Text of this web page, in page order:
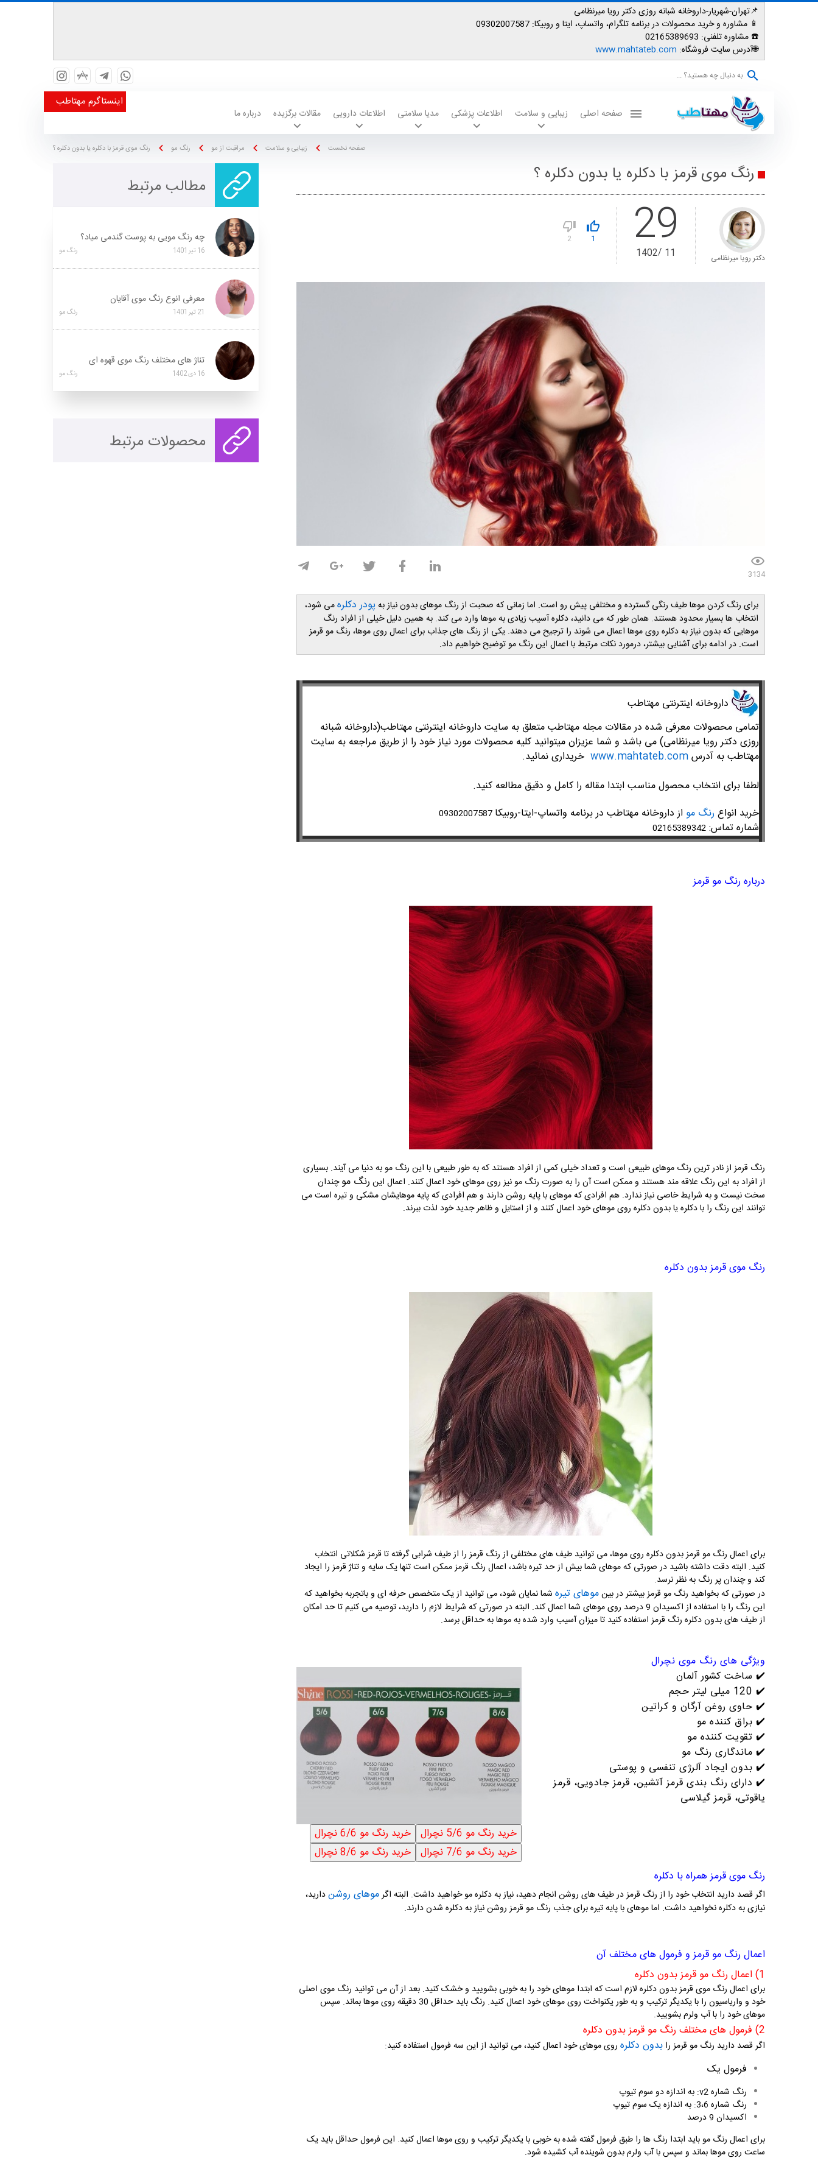
📌تهران-شهریار-داروخانه شبانه روزی دکتر رویا میرنظامی
📱 مشاوره و خرید محصولات در برنامه تلگرام، واتساپ، ایتا و روبیکا: 09302007587
☎️ مشاوره تلفنی:
🌐آدرس سایت فروشگاه: www.mahtateb.com
به دنبال چه هستید؟ ...
صفحه اصلی زیبایی و سلامت اطلاعات پزشکی مدیا سلامتی اطلاعات دارویی مقالات برگزیده درباره ما
اینستاگرم مهتاطب
صفحه نخست زیبایی و سلامت مراقبت از مو رنگ مو رنگ موی قرمز با دکلره یا بدون دکلره ؟
رنگ موی قرمز با دکلره یا بدون دکلره ؟
دکتر رویا میرنظامی 29
11
1402
1
2
3134
برای رنگ کردن موها طیف رنگی گسترده و مختلفی پیش رو است. اما زمانی که صحبت از رنگ موهای بدون نیاز بهپودر دکلرهمی شود،
انتخاب ها بسیار محدود هستند. همان طور که می دانید، دکلره آسیب زیادی به موها وارد می کند. به همین دلیل خیلی از افراد رنگ
موهایی که بدون نیاز به دکلره روی موها اعمال می شوند را ترجیح می دهند. یکی از رنگ های جذاب برای اعمال روی موها، رنگ مو قرمز
است. در ادامه برای آشنایی بیشتر، درمورد نکات مرتبط با اعمال این رنگ مو توضیح خواهیم داد.
داروخانه اینترنتی مهتاطب
تمامی محصولات معرفی شده در مقالات مجله مهتاطب متعلق به سایت داروخانه اینترنتی مهتاطب(داروخانه شبانه
روزی دکتر رویا میرنظامی) می باشد و شما عزیزان میتوانید کلیه محصولات مورد نیاز خود را از طریق مراجعه به سایت
مهتاطب به آدرسwww.mahtateb.com خریداری نمائید.
لطفا برای انتخاب محصول مناسب ابتدا مقاله را کامل و دقیق مطالعه کنید.
خرید انواع رنگ مو از داروخانه مهتاطب در برنامه واتساپ-ایتا-روبیکا
شماره تماس: 02165389342
درباره رنگ مو قرمز
رنگ قرمز از نادر ترین رنگ موهای طبیعی است و تعداد خیلی کمی از افراد هستند که به طور طبیعی با این رنگ مو به دنیا می آیند. بسیاری
از افراد به این رنگ علاقه مند هستند و ممکن است آن را به صورت رنگ مو نیز روی موهای خود اعمال کنند. اعمال این رنگ موچندان
سخت نیست و به شرایط خاصی نیاز ندارد. هم افرادی که موهای با پایه روشن دارند و هم افرادی که پایه موهایشان مشکی و تیره است می
توانند این رنگ را با دکلره یا بدون دکلره روی موهای خود اعمال کنند و از استایل و ظاهر جدید خود لذت ببرند.
رنگ موی قرمز بدون دکلره
برای اعمال رنگ مو قرمز بدون دکلره روی موها، می توانید طیف های مختلفی از رنگ قرمز را از طیف شرابی گرفته تا قرمز شکلاتی انتخاب
کنید. البته دقت داشته باشید در صورتی که موهای شما بیش از حد تیره باشد، اعمال رنگ قرمز ممکن است تنها یک سایه و تناژ قرمز را ایجاد
کند و چندان پر رنگ به نظر نرسد.
در صورتی که بخواهید رنگ مو قرمز بیشتر در بینموهای تیره شما نمایان شود، می توانید از یک متخصص حرفه ای و باتجربه بخواهید که
این رنگ را با استفاده از اکسیدان 9 درصد روی موهای شما اعمال کند. البته در صورتی که شرایط لازم را دارید، توصیه می کنیم تا حد امکان
از طیف های بدون دکلره رنگ قرمز استفاده کنید تا میزان آسیب وارد شده به موها به حداقل برسد.
ویژگی های رنگ موی نچرال
✔️ ساخت کشور آلمان
✔️ 120 میلی لیتر حجم
✔️ حاوی روغن آرگان و کراتین
✔️ براق کننده مو
✔️ تقویت کننده مو
✔️ ماندگاری رنگ مو
✔️ بدون ایجاد آلرژی تنفسی و پوستی
✔️ دارای رنگ بندی قرمز آتشین، قرمز جادویی، قرمز
یاقوتی، قرمز گیلاسی
رنگ موی قرمز همراه با دکلره
اگر قصد دارید انتخاب خود را از رنگ قرمز در طیف های روشن انجام دهید، نیاز به دکلره مو خواهید داشت. البته اگرموهای روشندارید،
نیازی به دکلره نخواهید داشت. اما موهای با پایه تیره برای جذب رنگ مو قرمز روشن نیاز به دکلره شدن دارند.
اعمال رنگ مو قرمز و فرمول های مختلف آن
1) اعمال رنگ مو قرمز بدون دکلره
برای اعمال رنگ موی قرمز بدون دکلره لازم است که ابتدا موهای خود را به خوبی بشویید و خشک کنید. بعد از آن می توانید رنگ موی اصلی
خود و واریاسیون را با یکدیگر ترکیب و به طور یکنواخت روی موهای خود اعمال کنید. رنگ باید حداقل 30 دقیقه روی موها بماند. سپس
موهای خود را با آب ولرم بشویید.
2) فرمول های مختلف رنگ مو قرمز بدون دکلره
اگر قصد دارید رنگ مو قرمز را بدون دکلره روی موهای خود اعمال کنید، می توانید از این سه فرمول استفاده کنید:
فرمول یک
رنگ شمارهv2: به اندازه دو سوم تیوپ
رنگ شماره 3،6: به اندازه یک سوم تیوپ
اکسیدان 9 درصد
برای اعمال رنگ مو باید ابتدا رنگ ها را طبق فرمول گفته شده به خوبی با یکدیگر ترکیب و روی موها اعمال کنید. این فرمول حداقل باید یک
ساعت روی موها بماند و سپس با آب ولرم بدون شوینده آب کشیده شود.
مطالب مرتبط
چه رنگ مویی به پوست گندمی میاد؟
16تیر 1401 رنگ مو
معرفی انوع رنگ موی آقایان
21تیر 1401 رنگ مو
تناژ های مختلف رنگ موی قهوه ای
16دی1402 رنگ مو
محصولات مرتبط